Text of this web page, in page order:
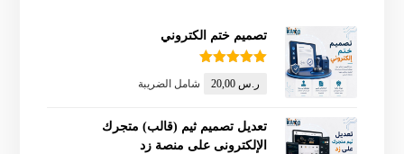
تصميم ختم الكتروني
5.00من 5ر.س 20,00 شامل الضريبة
تعديل تصميم ثيم (قالب) متجرك
الإلكترونى على منصة زد